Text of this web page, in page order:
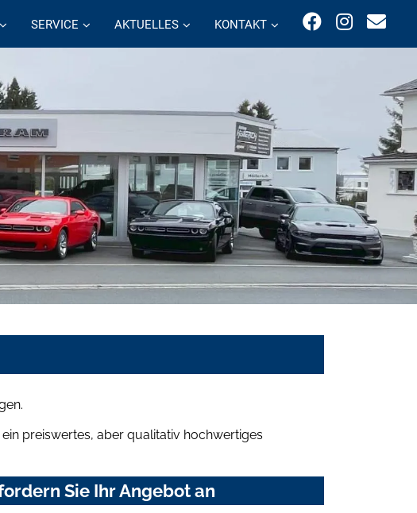
SERVICE AKTUELLES KONTAKT
preiswertes, aber qualitativ hochwertiges
Sie Ihr Angebot an